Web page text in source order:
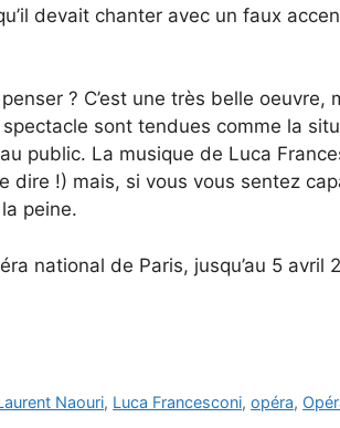
devait chanter avec un faux
? C’est une très belle oeuvre,
sont tendues comme la
public. La musique de Luca
dire !) mais, si vous vous sentez
peine.
national de Paris, jusqu’au 5 avril
Naouri, Luca Francesconi,opéra,